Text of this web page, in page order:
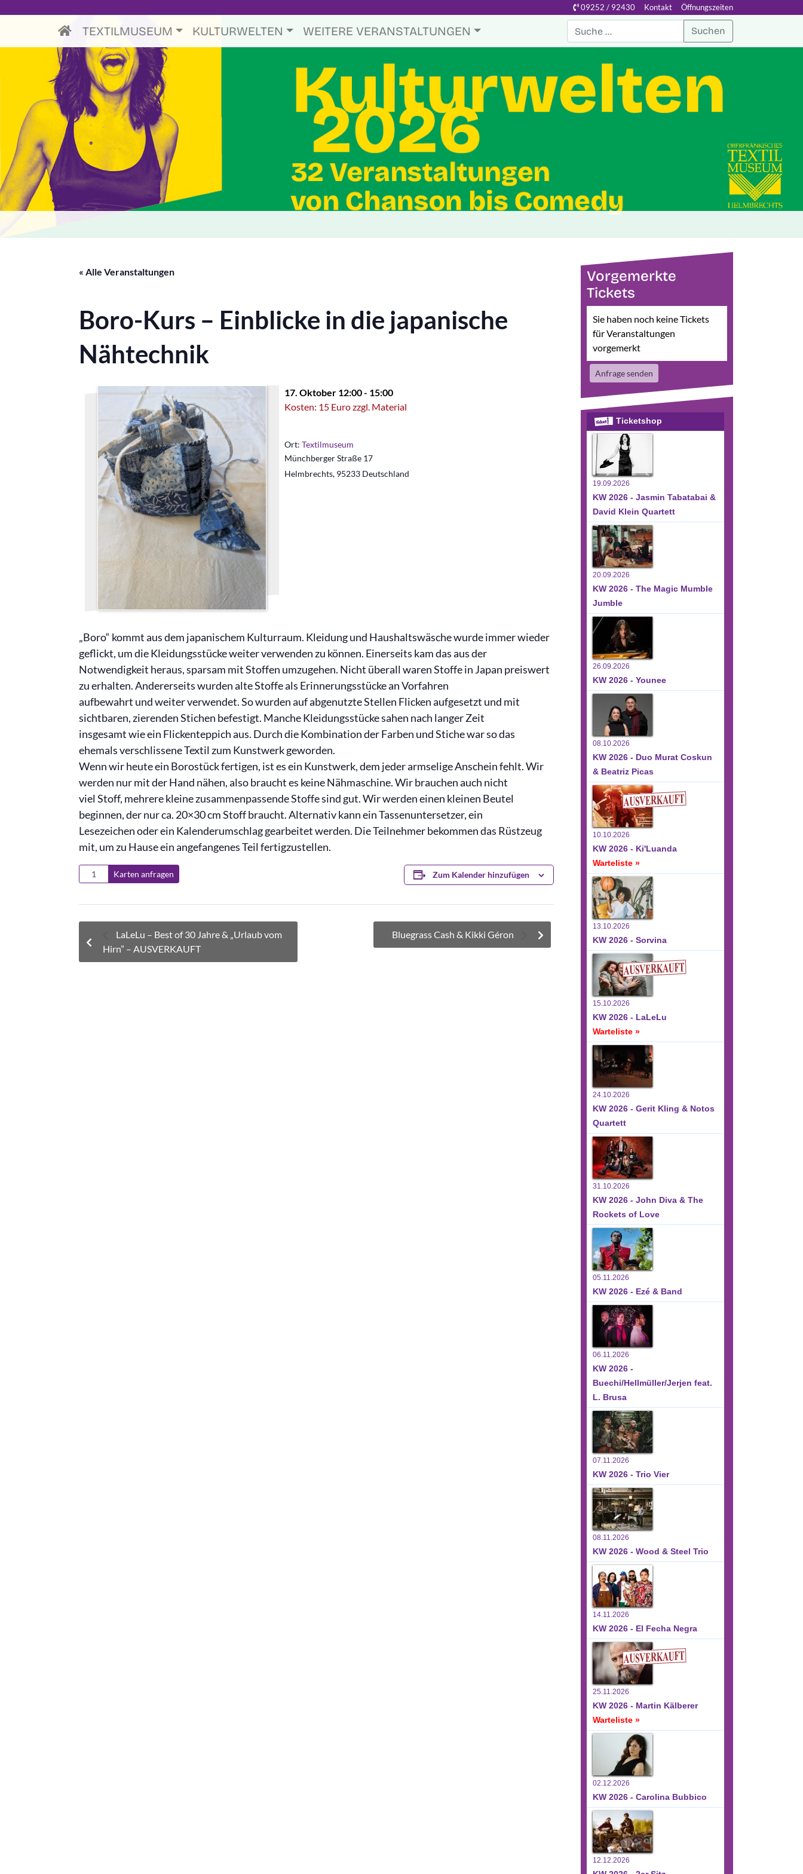
09252 / 92430 Kontakt Öffnungszeiten
TEXTILMUSEUM KULTURWELTEN WEITERE VERANSTALTUNGEN Suchen
« Alle Veranstaltungen
Boro-Kurs – Einblicke in die japanische
Nähtechnik
17. Oktober 12:00- 15:00
Kosten: 15 Euro zzgl. Material
Ort: Textilmuseum
Münchberger Straße 17
Helmbrechts, 95233 Deutschland
„Boro“ kommt aus dem japanischem Kulturraum. Kleidung und Haushaltswäsche wurde immer wieder
geflickt, um die Kleidungsstücke weiter verwenden zu können. Einerseits kam das aus der
Notwendigkeit heraus, sparsam mit Stoffen umzugehen. Nicht überall waren Stoffe in Japan preiswert
zu erhalten. Andererseits wurden alte Stoffe als Erinnerungsstücke an Vorfahren
aufbewahrt und weiter verwendet. So wurden auf abgenutzte Stellen Flicken aufgesetzt und mit
sichtbaren, zierenden Stichen befestigt. Manche Kleidungsstücke sahen nach langer Zeit
insgesamt wie ein Flickenteppich aus. Durch die Kombination der Farben und Stiche war so das
ehemals verschlissene Textil zum Kunstwerk geworden.
Wenn wir heute ein Borostück fertigen, ist es ein Kunstwerk, dem jeder armselige Anschein fehlt. Wir
werden nur mit der Hand nähen, also braucht es keine Nähmaschine. Wir brauchen auch nicht
viel Stoff, mehrere kleine zusammenpassende Stoffe sind gut. Wir werden einen kleinen Beutel
beginnen, der nur ca. 20×30 cm Stoff braucht. Alternativ kann ein Tassenuntersetzer, ein
Lesezeichen oder ein Kalenderumschlag gearbeitet werden. Die Teilnehmer bekommen das Rüstzeug
mit, um zu Hause ein angefangenes Teil fertigzustellen.
Karten anfragen Zum Kalender hinzufügen
LaLeLu – Best of 30 Jahre & „Urlaub vom
Hirn” – AUSVERKAUFT
Bluegrass Cash & Kikki Géron
Vorgemerkte
Tickets
Sie haben noch keine Tickets
für Veranstaltungen
vorgemerkt
Anfrage senden
Ticketshop
19.09.2026
KW 2026 - Jasmin Tabatabai &
David Klein Quartett
20.09.2026
KW 2026 - The Magic Mumble
Jumble
26.09.2026
KW 2026 - Younee
08.10.2026
KW 2026 - Duo Murat Coskun
& Beatriz Picas
10.10.2026
KW 2026 - Ki'Luanda
Warteliste »
13.10.2026
KW 2026 - Sorvina
15.10.2026
KW 2026 - LaLeLu
Warteliste »
24.10.2026
KW 2026 - Gerit Kling & Notos
Quartett
31.10.2026
KW 2026 - John Diva & The
Rockets of Love
05.11.2026
KW 2026 - Ezé & Band
06.11.2026
KW 2026 -
Buechi/Hellmüller/Jerjen feat.
L. Brusa
07.11.2026
KW 2026 - Trio Vier
08.11.2026
KW 2026 - Wood & Steel Trio
14.11.2026
KW 2026 - El Fecha Negra
25.11.2026
KW 2026 - Martin Kälberer
Warteliste »
02.12.2026
KW 2026 - Carolina Bubbico
12.12.2026